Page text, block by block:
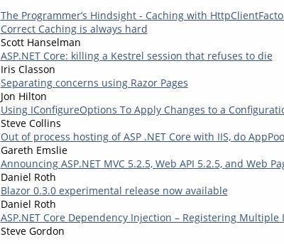
The Programmer’s Hindsight - Caching with
Correct Caching is always hard
Scott Hanselman
ASP.NET Core: killing a Kestrel session that refuses to die
Iris Classon
Separating concerns using Razor Pages
Jon Hilton
Using IConfigureOptions To Apply Changes to a
Steve Collins
Out of process hosting of ASP .NET Core with IIS, do
Gareth Emslie
Announcing ASP.NET MVC 5.2.5, Web API 5.2.5, and Web
Daniel Roth
Blazor 0.3.0 experimental release now available
Daniel Roth
ASP.NET Core Dependency Injection – Registering
Steve Gordon